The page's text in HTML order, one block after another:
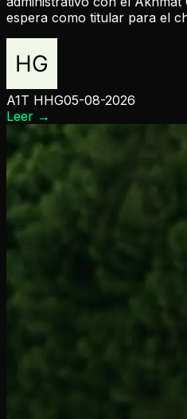
espera como titular para el
A1T HHG05-08-2026
Leer →